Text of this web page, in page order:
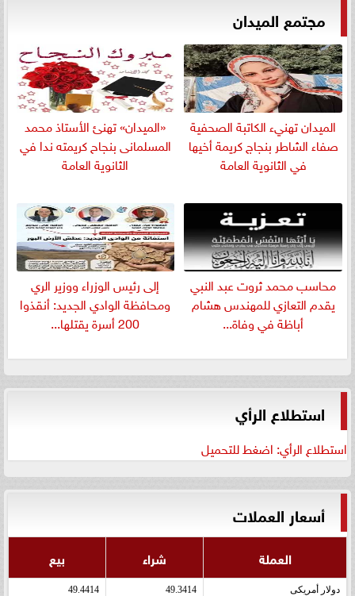
مجتمع الميدان
الميدان تهنيء الكاتبة الصحفية
صفاء الشاطر بنجاج كريمة أخيها
في الثانوية العامة
«الميدان» تهنئ الأستاذ محمد
المسلمانى بنجاح كريمته ندا في
الثانوية العامة
​محاسب محمد ثروت عبد النبي
يقدم التعازي للمهندس هشام
أباظة في وفاة...
إلى رئيس الوزراء ووزير الري
ومحافظة الوادي الجديد: أنقذوا
200 أسرة يقتلها...
استطلاع الرأي
استطلاع الرأي: اضغط للتحميل
أسعار العملات
العملة شراء بيع
دولار أمريكى 49.3414
49.4414